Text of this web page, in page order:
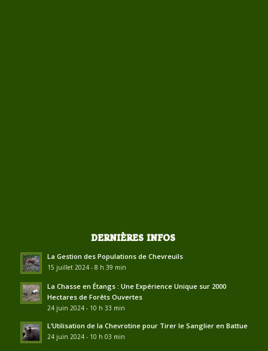
DERNIÈRES INFOS
La Gestion des Populations de Chevreuils
15 juillet 2024 - 8 h 39 min
La Chasse en Étangs : Une Expérience Unique sur 2000
Hectares de Forêts Ouvertes
24 juin 2024 - 10 h 33 min
L’Utilisation de la Chevrotine pour Tirer le Sanglier en Battue
24 juin 2024 - 10 h 03 min